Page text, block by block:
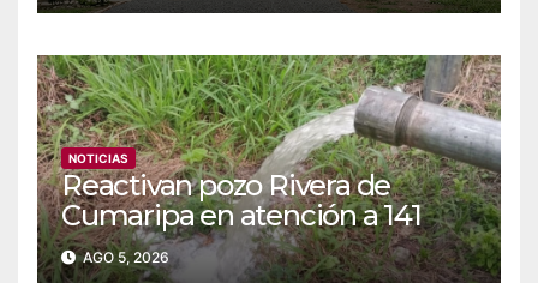
NOTICIAS
Reactivan pozo Rivera de
Cumaripa en atención a 141
familias de Yaracuy
AGO 5, 2026